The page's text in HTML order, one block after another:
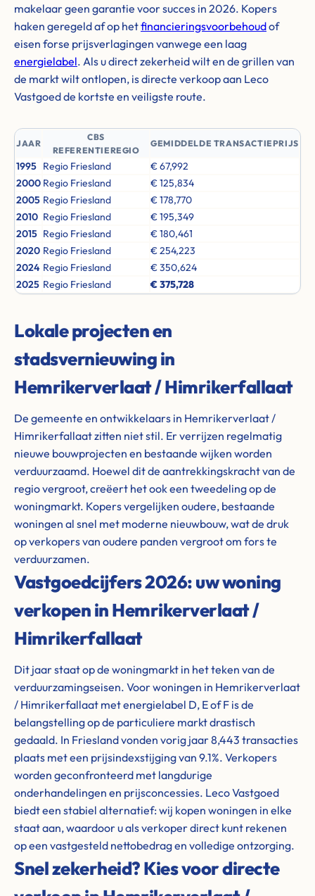
makelaar geen garantie voor succes in 2026. Kopers
haken geregeld af op hetfinancieringsvoorbehoudof
eisen forse prijsverlagingen vanwege een laag
energielabel. Als u direct zekerheid wilt en de grillen van
de markt wilt ontlopen, is directe verkoop aan Leco
Vastgoed de kortste en veiligste route.
JAAR
CBS
REFERENTIEREGIO
GEMIDDELDE TRANSACTIEPRIJS
1995 Regio Friesland
€ 67,992
2000 Regio Friesland
€ 125,834
2005 Regio Friesland
€ 178,770
2010 Regio Friesland
€ 195,349
2015 Regio Friesland
€ 180,461
2020 Regio Friesland
€ 254,223
2024 Regio Friesland
€ 350,624
2025 Regio Friesland € 375,728
Lokale projecten en
stadsvernieuwing in
Hemrikerverlaat / Himrikerfallaat
De gemeente en ontwikkelaars in Hemrikerverlaat /
Himrikerfallaat zitten niet stil. Er verrijzen regelmatig
nieuwe bouwprojecten en bestaande wijken worden
verduurzaamd. Hoewel dit de aantrekkingskracht van de
regio vergroot, creëert het ook een tweedeling op de
woningmarkt. Kopers vergelijken oudere, bestaande
woningen al snel met moderne nieuwbouw, wat de druk
op verkopers van oudere panden vergroot om fors te
verduurzamen.
Vastgoedcijfers 2026: uw woning
verkopen in Hemrikerverlaat /
Himrikerfallaat
Dit jaar staat op de woningmarkt in het teken van de
verduurzamingseisen. Voor woningen in Hemrikerverlaat
/ Himrikerfallaat met energielabel D, E of F is de
belangstelling op de particuliere markt drastisch
gedaald. In Friesland vonden vorig jaar 8,443 transacties
plaats met een prijsindexstijging van 9.1%. Verkopers
worden geconfronteerd met langdurige
onderhandelingen en prijsconcessies. Leco Vastgoed
biedt een stabiel alternatief: wij kopen woningen in elke
staat aan, waardoor u als verkoper direct kunt rekenen
op een vastgesteld nettobedrag en volledige ontzorging.
Snel zekerheid? Kies voor directe